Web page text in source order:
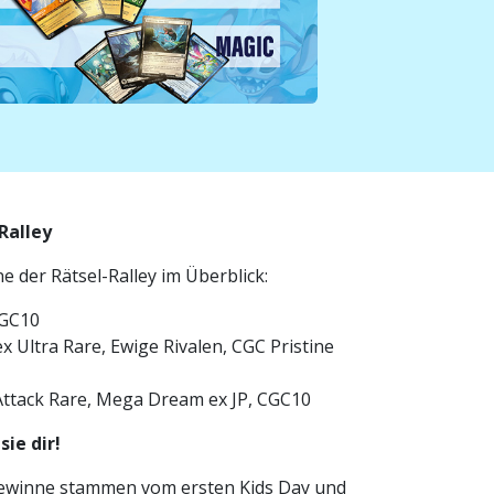
der Rätsel-Ralley im Überblick:
Ultra Rare, Ewige Rivalen, CGC Pristine
Rare, Mega Dream ex JP, CGC10
dir!
stammen vom ersten Kids Day und